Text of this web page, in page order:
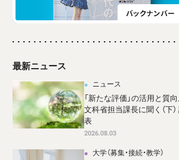
最新ニュース
ニュース
「新たな評価」の活用と質
文科省担当課長に聞く（下
表
2026.08.03
大学（募集・接続・教学）